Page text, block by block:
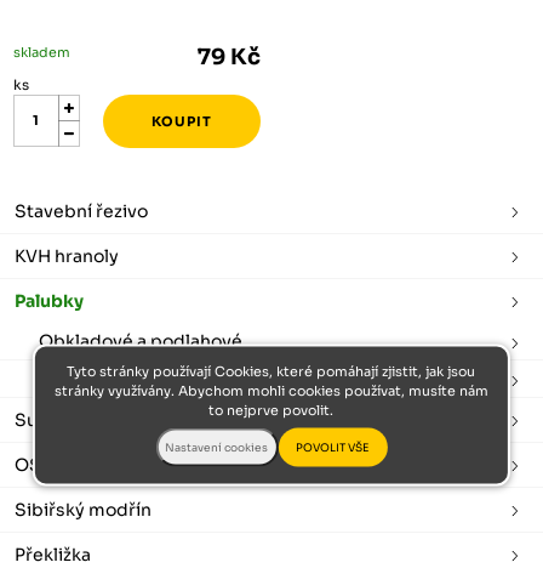
skladem 79 Kč
ks
Stavební řezivo
KVH hranoly
Palubky
Obkladové a podlahové
Palubkové lišty
Sušené a hoblované
OSB desky
Sibiřský modřín
Překližka
Tyto stránky používají Cookies, které pomáhají zjistit, jak jsou
stránky využívány. Abychom mohli cookies používat, musíte nám
to nejprve povolit.